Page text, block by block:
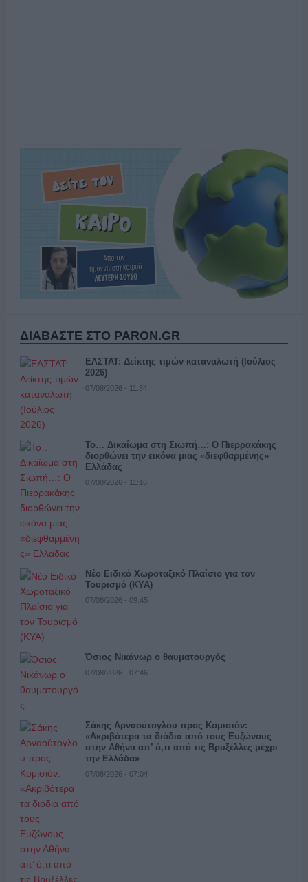
ΔΙΑΒΑΣΤΕ ΣΤΟ PARON.GR
ΕΛΣΤΑΤ: Δείκτης τιμών καταναλωτή (Ιούλιος
2026)
07/08/2026 - 11:34
Το… Δικαίωμα στη Σιωπή…: Ο Πιερρακάκης
διορθώνει την εικόνα μιας «διεφθαρμένης»
Ελλάδας
07/08/2026 - 11:16
Νέο Ειδικό Χωροταξικό Πλαίσιο για τον
Τουρισμό (ΚΥΑ)
07/08/2026 - 09:45
Όσιος Νικάνωρ ο θαυματουργός
07/08/2026 - 07:46
Σάκης Αρναούτογλου προς Κομισιόν:
«Ακριβότερα τα διόδια από τους Ευζώνους
στην Αθήνα απ’ ό,τι από τις Βρυξέλλες μέχρι
την Ελλάδα»
07/08/2026 - 07:04